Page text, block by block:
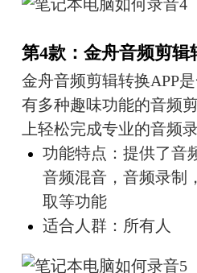
第4款：金舟音频剪辑
金舟音频剪辑转换APP
有多种趣味功能的音频
上轻松完成专业的音频
功能特点：提供了音
音频混音，音频录制
取等功能
适合人群：所有人